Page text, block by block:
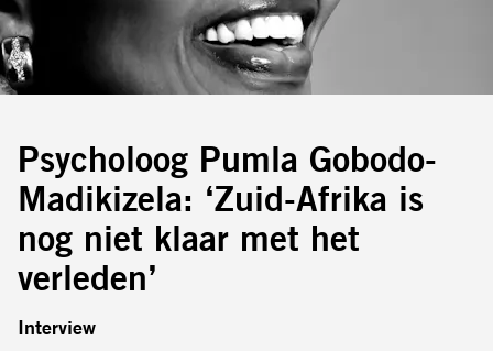
Psycholoog Pumla Gobodo-
Madikizela: ‘Zuid-Afrika is
nog niet klaar met het
verleden’
Interview